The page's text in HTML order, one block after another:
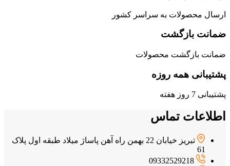
ارسال محصولات به سراسر کشور
ضمانت بازگشت
ضمانت بازگشت محصولات
پشتیبانی همه روزه
پشتیبانی 7 روز هفته
اطلاعات تماس
تبریز خیابان 22 بهمن راه آهن پاساژ میلاد طبقه اول پلاک
61
09332529218